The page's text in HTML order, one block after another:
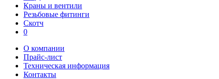
Краны и вентили
Резьбовые фитинги
Скотч
0
О компании
Прайс-лист
Техническая информация
Контакты